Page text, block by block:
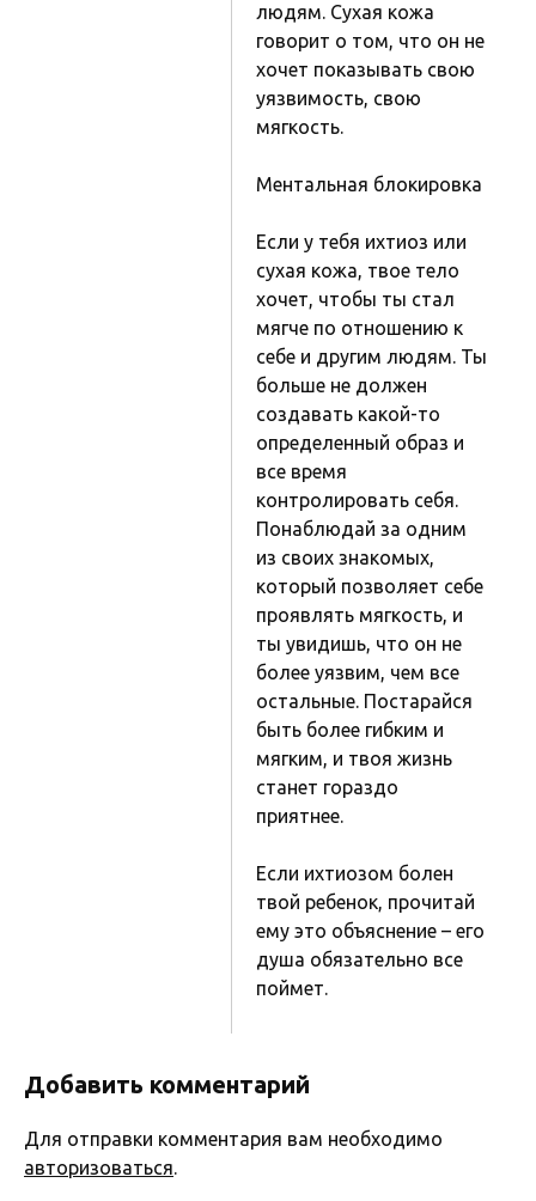
людям. Сухая кожа
говорит о том, что он не
хочет показывать свою
уязвимость, свою
мягкость.
Ментальная блокировка
Если у тебя ихтиоз или
сухая кожа, твое тело
хочет, чтобы ты стал
мягче по отношению к
себе и другим людям. Ты
больше не должен
создавать какой-то
определенный образ и
все время
контролировать себя.
Понаблюдай за одним
из своих знакомых,
который позволяет себе
проявлять мягкость, и
ты увидишь, что он не
более уязвим, чем все
остальные. Постарайся
быть более гибким и
мягким, и твоя жизнь
станет гораздо
приятнее.
Если ихтиозом болен
твой ребенок, прочитай
ему это объяснение – его
душа обязательно все
поймет.
Добавить комментарий
Для отправки комментария вам необходимо
авторизоваться.